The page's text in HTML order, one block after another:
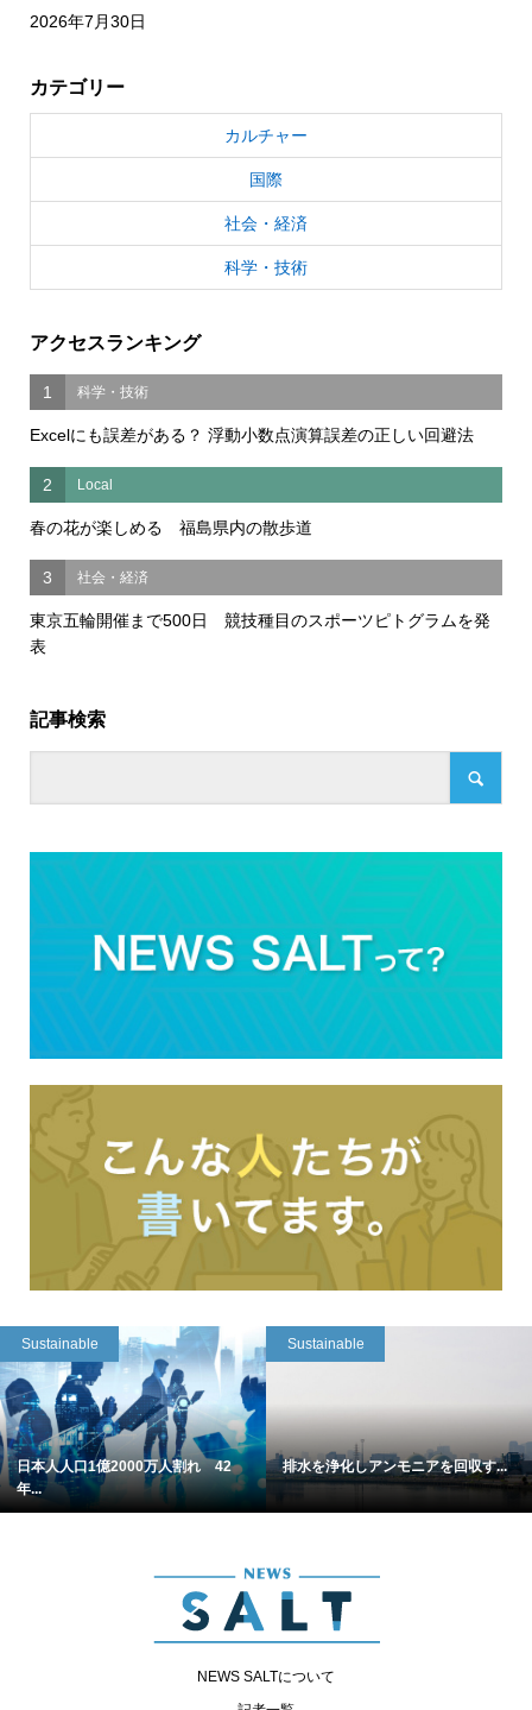
2026年7月30日
カテゴリー
カルチャー
国際
社会・経済
科学・技術
アクセスランキング
1 科学・技術
Excelにも誤差がある？ 浮動小数点演算誤差の正しい回避法
2 Local
春の花が楽しめる 福島県内の散歩道
3 社会・経済
東京五輪開催まで500日 競技種目のスポーツピトグラムを発
表
記事検索
Sustainable
日本人人口1億2000万人割れ 42
年...
Sustainable
排水を浄化しアンモニアを回収す...
NEWS SALTについて